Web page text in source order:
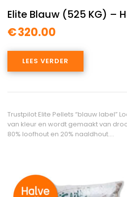
Elite Blauw (525 KG) –
€320.00
LEES VERDER
Trustpilot Elite Pellets “blauw label”
van kleur en wordt gemaakt van
80% loofhout en 20% naaldhout.…